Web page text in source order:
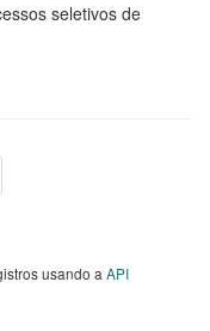
seletivos de
usando a API